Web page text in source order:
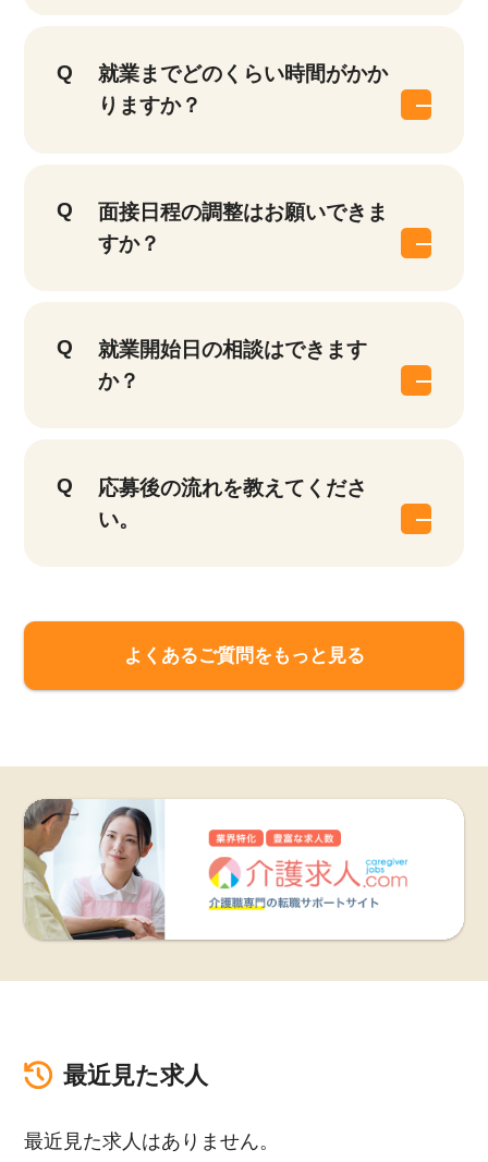
就業までどのくらい時間がかか
りますか？
面接日程の調整はお願いできま
すか？
就業開始日の相談はできます
か？
応募後の流れを教えてくださ
い。
よくあるご質問をもっと見る
最近見た求人
最近見た求人はありません。